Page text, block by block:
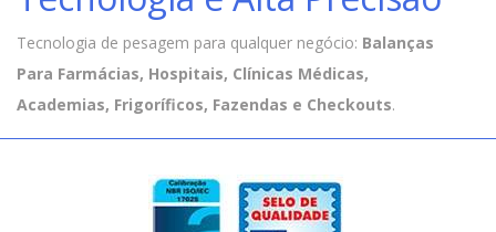
Tecnologia de pesagem para qualquer negócio: Balanças
Para Farmácias, Hospitais, Clínicas Médicas,
Academias, Frigoríficos, Fazendas e Checkouts.